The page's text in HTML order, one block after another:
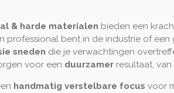
a
y
& harde materialen bieden een
professional bent in de industrie of
sneden die je verwachtingen
voor een duurzamer resultaat, van
handmatig verstelbare focus voor